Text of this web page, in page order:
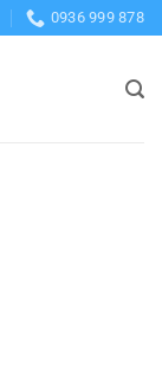
0936 999 878